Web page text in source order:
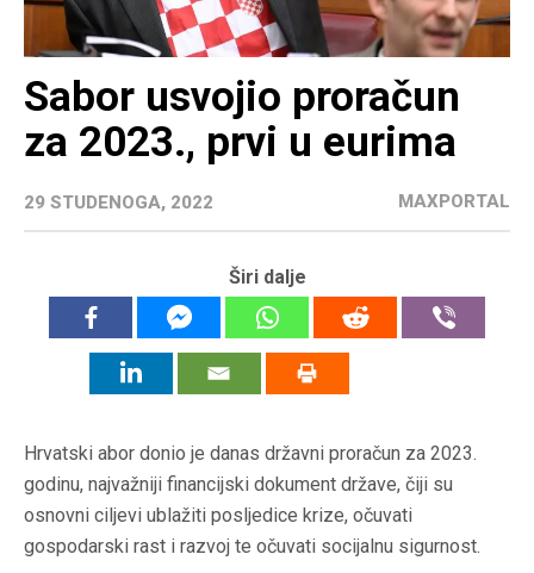
Sabor usvojio proračun
za 2023., prvi u eurima
29 STUDENOGA, 2022 MAXPORTAL
Širi dalje
Hrvatski abor donio je danas državni proračun za 2023.
godinu, najvažniji financijski dokument države, čiji su
osnovni ciljevi ublažiti posljedice krize, očuvati
gospodarski rast i razvoj te očuvati socijalnu sigurnost.